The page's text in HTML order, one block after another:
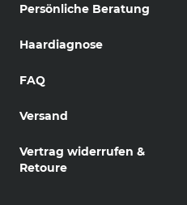
Persönliche Beratung
Haardiagnose
FAQ
Versand
Vertrag widerrufen &
Retoure